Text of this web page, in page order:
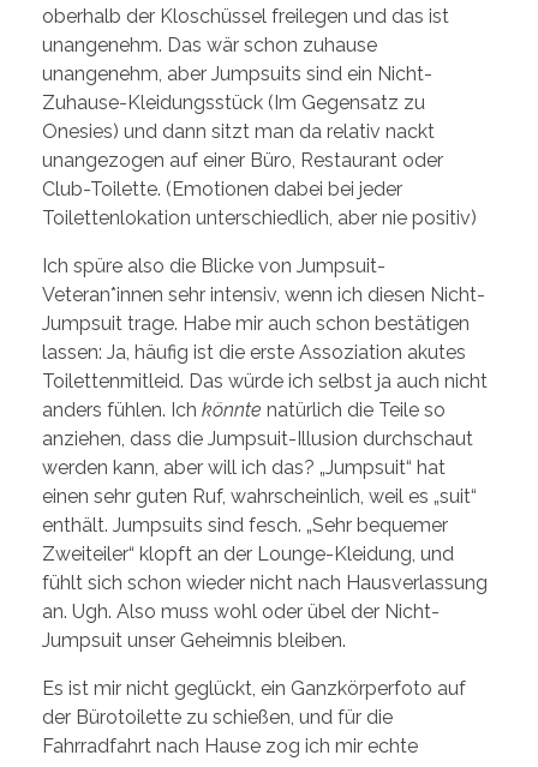
oberhalb der Kloschüssel freilegen und das ist
unangenehm. Das wär schon zuhause
unangenehm, aber Jumpsuits sind ein Nicht-
Zuhause-Kleidungsstück (Im Gegensatz zu
Onesies) und dann sitzt man da relativ nackt
unangezogen auf einer Büro, Restaurant oder
Club-Toilette. (Emotionen dabei bei jeder
Toilettenlokation unterschiedlich, aber nie positiv)
Ich spüre also die Blicke von Jumpsuit-
Veteran*innen sehr intensiv, wenn ich diesen Nicht-
Jumpsuit trage. Habe mir auch schon bestätigen
lassen: Ja, häufig ist die erste Assoziation akutes
Toilettenmitleid. Das würde ich selbst ja auch nicht
anders fühlen. Ich könnte natürlich die Teile so
anziehen, dass die Jumpsuit-Illusion durchschaut
werden kann, aber will ich das? „Jumpsuit“ hat
einen sehr guten Ruf, wahrscheinlich, weil es „suit“
enthält. Jumpsuits sind fesch. „Sehr bequemer
Zweiteiler“ klopft an der Lounge-Kleidung, und
fühlt sich schon wieder nicht nach Hausverlassung
an. Ugh. Also muss wohl oder übel der Nicht-
Jumpsuit unser Geheimnis bleiben.
Es ist mir nicht geglückt, ein Ganzkörperfoto auf
der Bürotoilette zu schießen, und für die
Fahrradfahrt nach Hause zog ich mir echte